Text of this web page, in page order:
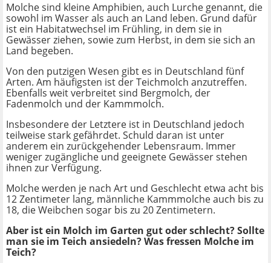
Molche sind kleine Amphibien, auch Lurche genannt, die
sowohl im Wasser als auch an Land leben. Grund dafür
ist ein Habitatwechsel im Frühling, in dem sie in
Gewässer ziehen, sowie zum Herbst, in dem sie sich an
Land begeben.
Von den putzigen Wesen gibt es in Deutschland fünf
Arten. Am häufigsten ist der Teichmolch anzutreffen.
Ebenfalls weit verbreitet sind Bergmolch, der
Fadenmolch und der Kammmolch.
Insbesondere der Letztere ist in Deutschland jedoch
teilweise stark gefährdet. Schuld daran ist unter
anderem ein zurückgehender Lebensraum. Immer
weniger zugängliche und geeignete Gewässer stehen
ihnen zur Verfügung.
Molche werden je nach Art und Geschlecht etwa acht bis
12 Zentimeter lang, männliche Kammmolche auch bis zu
18, die Weibchen sogar bis zu 20 Zentimetern.
Aber ist ein Molch im Garten gut oder schlecht? Sollte
man sie im Teich ansiedeln? Was fressen Molche im
Teich?